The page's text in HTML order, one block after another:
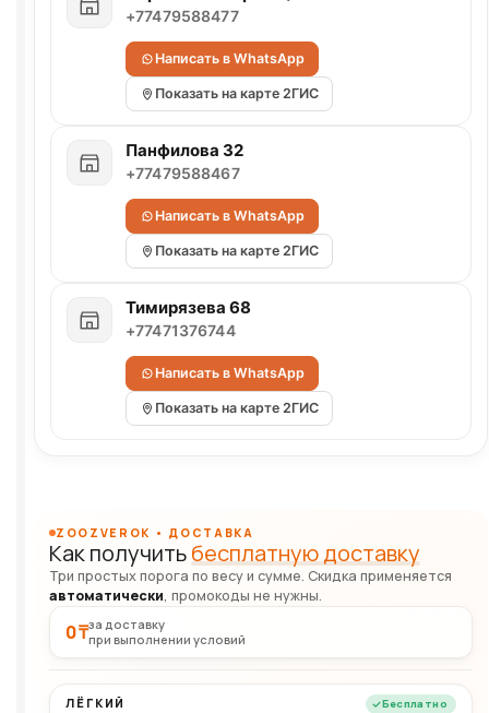
+77479588477
Написать в WhatsApp
Показать на карте 2ГИС
Панфилова 32
+77479588467
Написать в WhatsApp
Показать на карте 2ГИС
Тимирязева 68
+77471376744
Написать в WhatsApp
Показать на карте 2ГИС
ZOOZVEROK • ДОСТАВКА
Как получитьбесплатную доставку
Три простых порога по весу и сумме. Скидка применяется
автоматически, промокоды не нужны.
0 ₸за доставку
при выполнении условий
ЛЁГКИЙ Бесплатно